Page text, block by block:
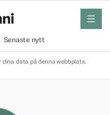
Senaste nytt
meny
dina data på denna webbplats.